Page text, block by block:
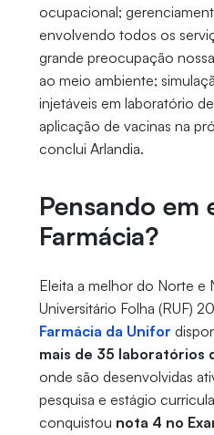
ocupacional;
envolvendo todos os
grande preocupação
ao meio ambiente;
injetáveis em laboratório
aplicação de vacinas na
conclui Arlandia.
Pensando em
Farmácia?
Eleita a melhor do Norte e
Universitário Folha (RUF)
Farmácia da Unifor
mais de 35 laboratórios
onde são desenvolvidas
pesquisa e estágio
conquistou nota 4 no